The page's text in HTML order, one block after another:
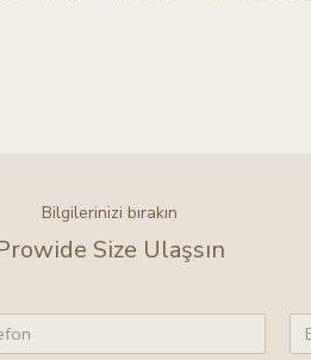
Bilgilerinizi bırakın
Size Ulaşsın